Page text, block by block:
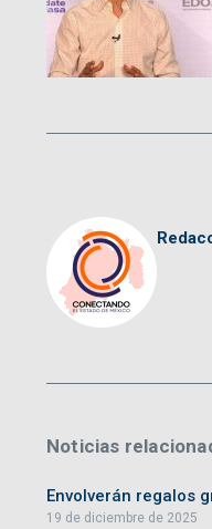
Noticias
Envolverán regalos
19 de diciembre de 2025